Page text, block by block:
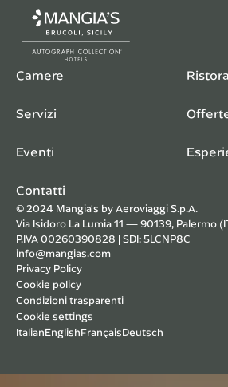
Camere
Servizi
Eventi
Contatti
© 2024 Mangia's by Aeroviaggi S.p.A.
Via Isidoro La Lumia 11 — 90139, Palermo
P.IVA 00260390828 | SDI: 5LCNP8C
info@mangias.com
Privacy Policy
Cookie policy
Condizioni trasparenti
Cookie settings
ItalianEnglishFrançaisDeutsch